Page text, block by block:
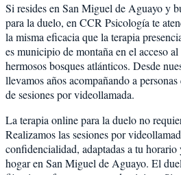
Si resides en San Miguel de Aguayo y
para la duelo, en CCR Psicología te
la misma eficacia que la terapia
es municipio de montaña en el acceso
hermosos bosques atlánticos. Desde
llevamos años acompañando a
de sesiones por videollamada.
La terapia online para la duelo no
Realizamos las sesiones por
confidencialidad, adaptadas a tu
hogar en San Miguel de Aguayo. El